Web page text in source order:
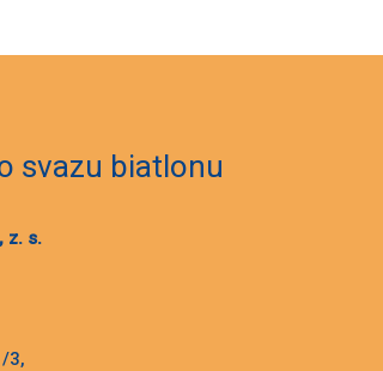
svazu biatlonu
z. s.
3,